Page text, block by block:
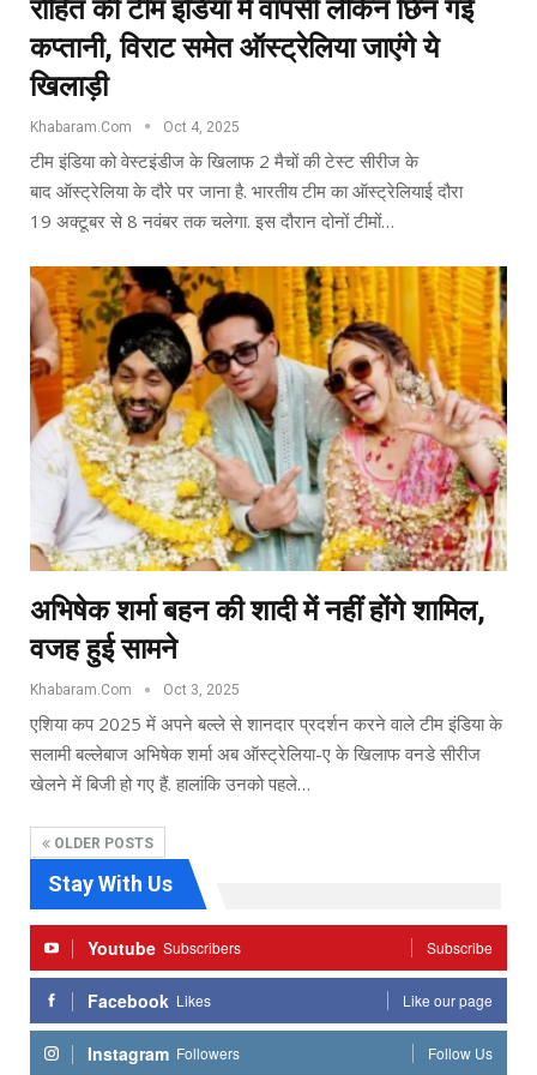
रोहित की टीम इंडिया में वापसी लेकिन छिन गई
कप्तानी, विराट समेत ऑस्ट्रेलिया जाएंगे ये
खिलाड़ी
Khabaram.Com Oct 4, 2025
टीम इंडिया को वेस्टइंडीज के खिलाफ 2 मैचों की टेस्ट सीरीज के
बाद ऑस्ट्रेलिया के दौरे पर जाना है. भारतीय टीम का ऑस्ट्रेलियाई दौरा
19 अक्टूबर से 8 नवंबर तक चलेगा. इस दौरान दोनों टीमों…
अभिषेक शर्मा बहन की शादी में नहीं होंगे शामिल,
वजह हुई सामने
Khabaram.Com Oct 3, 2025
एशिया कप 2025 में अपने बल्ले से शानदार प्रदर्शन करने वाले टीम इंडिया के
सलामी बल्लेबाज अभिषेक शर्मा अब ऑस्ट्रेलिया-ए के खिलाफ वनडे सीरीज
खेलने में बिजी हो गए हैं. हालांकि उनको पहले…
OLDER POSTS
Stay With Us
Youtube Subscribers Subscribe
Facebook Likes Like our page
Instagram Followers Follow Us